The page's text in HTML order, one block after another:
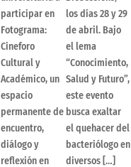
participar en
Fotograma:
Cineforo
Cultural y
Académico, un
espacio
permanente de
encuentro,
diálogo y
reflexión en
los días 28 y 29
de abril. Bajo
el lema
“Conocimiento,
Salud y Futuro”,
este evento
busca exaltar
el quehacer del
bacteriólogo en
diversos […]